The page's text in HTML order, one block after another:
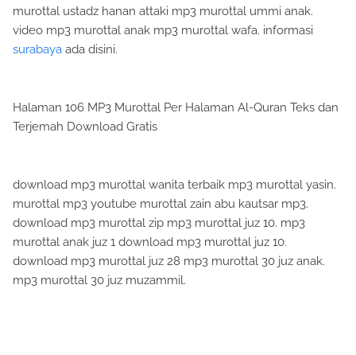
murottal ustadz hanan attaki mp3 murottal ummi anak.
video mp3 murottal anak mp3 murottal wafa. informasi
surabaya ada disini.
Halaman 106 MP3 Murottal Per Halaman Al-Quran Teks dan
Terjemah Download Gratis
download mp3 murottal wanita terbaik mp3 murottal yasin.
murottal mp3 youtube murottal zain abu kautsar mp3.
download mp3 murottal zip mp3 murottal juz 10. mp3
murottal anak juz 1 download mp3 murottal juz 10.
download mp3 murottal juz 28 mp3 murottal 30 juz anak.
mp3 murottal 30 juz muzammil.